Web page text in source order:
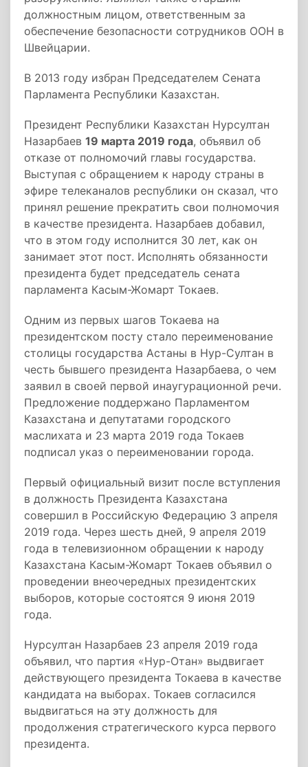
должностным лицом, ответственным за
обеспечение безопасности сотрудников ООН в
Швейцарии.
В 2013 году избран Председателем Сената
Парламента Республики Казахстан.
Президент Республики Казахстан Нурсултан
Назарбаев 19 марта 2019 года, объявил об
отказе от полномочий главы государства.
Выступая с обращением к народу страны в
эфире телеканалов республики он сказал, что
принял решение прекратить свои полномочия
в качестве президента. Назарбаев добавил,
что в этом году исполнится 30 лет, как он
занимает этот пост. Исполнять обязанности
президента будет председатель сената
парламента Касым-Жомарт Токаев.
Одним из первых шагов Токаева на
президентском посту стало переименование
столицы государства Астаны в Нур-Султан в
честь бывшего президента Назарбаева, о чем
заявил в своей первой инаугурационной речи.
Предложение поддержано Парламентом
Казахстана и депутатами городского
маслихата и 23 марта 2019 года Токаев
подписал указ о переименовании города.
Первый официальный визит после вступления
в должность Президента Казахстана
совершил в Российскую Федерацию 3 апреля
2019 года. Через шесть дней, 9 апреля 2019
года в телевизионном обращении к народу
Казахстана Касым-Жомарт Токаев объявил о
проведении внеочередных президентских
выборов, которые состоятся 9 июня 2019
года.
Нурсултан Назарбаев 23 апреля 2019 года
объявил, что партия «Нур-Отан» выдвигает
действующего президента Токаева в качестве
кандидата на выборах. Токаев согласился
выдвигаться на эту должность для
продолжения стратегического курса первого
президента.